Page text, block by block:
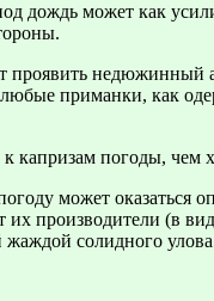
дождь может как
проявить недюжинный
приманки, как
к капризам погоды,
может оказаться
их производители (в
жаждой солидного